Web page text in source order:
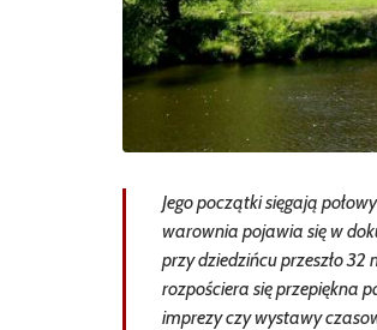
Jego początki sięgają
warownia pojawia się w
przy dziedzińcu przeszło
rozpościera się przepiękna
imprezy czy wystawy